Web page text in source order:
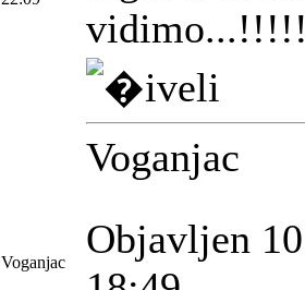
Voganjac
Voganjac
Objavljen